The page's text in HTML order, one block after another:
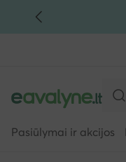
PEREITI PRIE
Pasiūlymai ir akcijos